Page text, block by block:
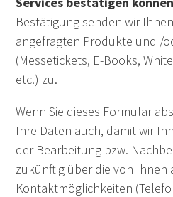
Bestätigung senden wir
angefragten Produkte und /
(Messetickets, E-Books,
etc.) zu.
Wenn Sie dieses Formular
Ihre Daten auch, damit wir
der Bearbeitung bzw.
zukünftig über die von Ihnen
Kontaktmöglichkeiten